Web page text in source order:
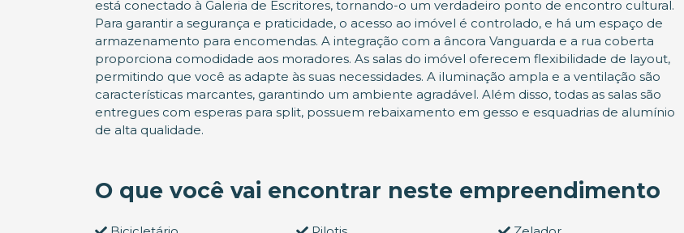
está conectado à Galeria de Escritores, tornando-o um verdadeiro ponto de encontro cultural.
Para garantir a segurança e praticidade, o acesso ao imóvel é controlado, e há um espaço de
armazenamento para encomendas. A integração com a âncora Vanguarda e a rua coberta
proporciona comodidade aos moradores. As salas do imóvel oferecem flexibilidade de layout,
permitindo que você as adapte às suas necessidades. A iluminação ampla e a ventilação são
características marcantes, garantindo um ambiente agradável. Além disso, todas as salas são
entregues com esperas para split, possuem rebaixamento em gesso e esquadrias de alumínio
de alta qualidade.
O que você vai encontrar neste empreendimento